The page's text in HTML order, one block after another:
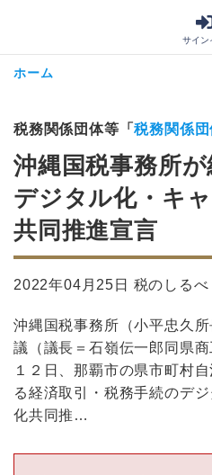
サイン
ホーム
税務関係団体等「税務関係
沖縄国税事務所
デジタル化・キ
共同推進宣言
2022年04月25日 税のしるべ
沖縄国税事務所（小平忠久
議（議長＝石嶺伝一郎同県
１２日、那覇市の県市町村
る経済取引・税務手続のデ
化共同推…